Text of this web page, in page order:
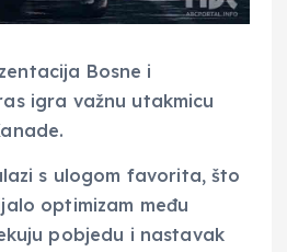
Bosne i
igra važnu utakmicu
s ulogom favorita, što
optimizam među
pobjedu i nastavak